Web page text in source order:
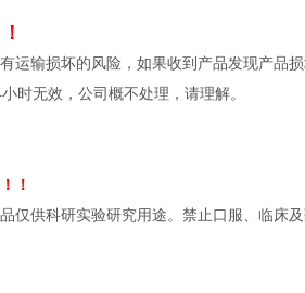
运输损坏的风险，如果收到产品发现产品
时无效，公司概不处理，请理解。
！
仅供科研实验研究用途。禁止口服、临床